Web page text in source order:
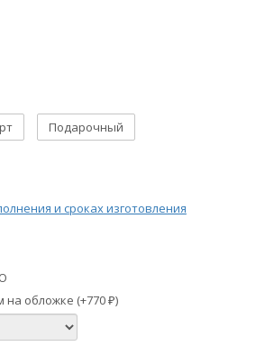
Подарочный
и сроках изготовления
на обложке (+770 ₽)